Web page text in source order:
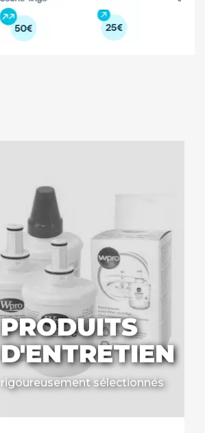
PRODUITS
D'ENTRETIEN
rigoureusement sélectionnés